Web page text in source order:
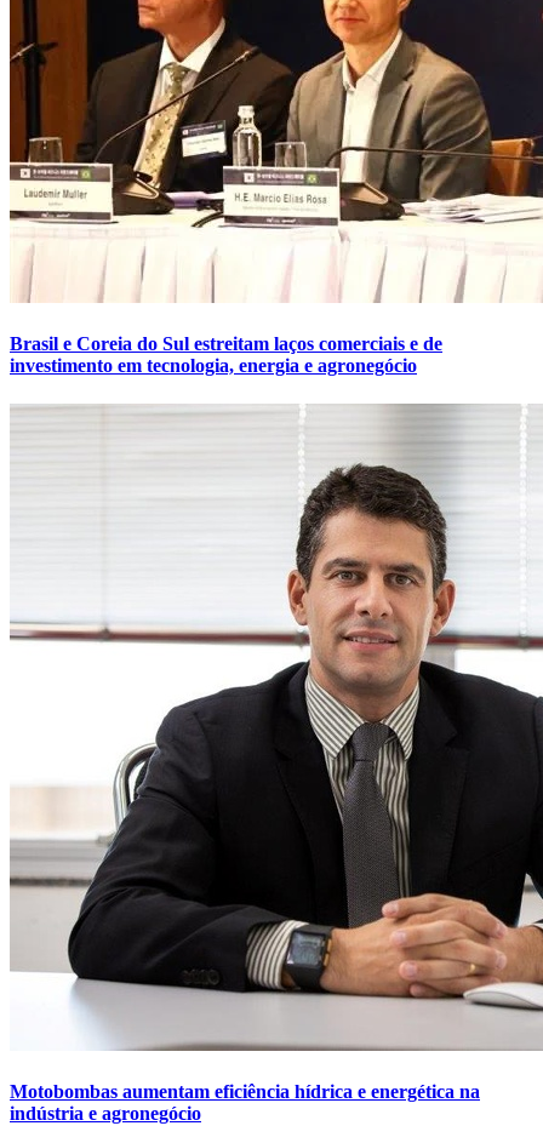
Brasil e Coreia do Sul estreitam laços comerciais e de
investimento em tecnologia, energia e agronegócio
Motobombas aumentam eficiência hídrica e energética na
indústria e agronegócio